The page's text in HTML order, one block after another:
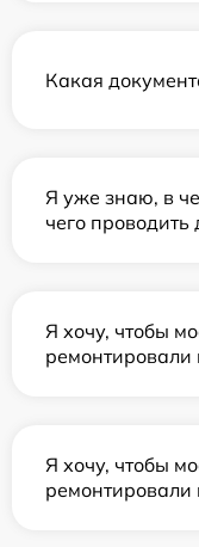
Какая
Я уже знаю, в
чего проводить
Я хочу, чтобы
ремонтировали
Я хочу, чтобы
ремонтировали